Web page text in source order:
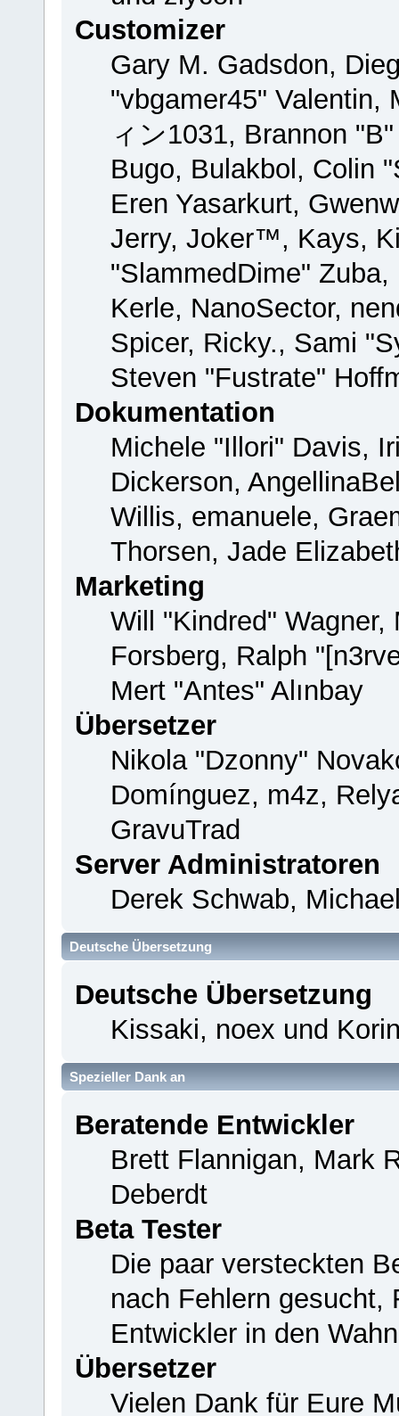
Customizer
Gary M. Gadsdon,
"vbgamer45"
ィン1031, Brannon
Bugo, Bulakbol, Colin
Eren Yasarkurt,
Jerry, Joker™, Kays,
"SlammedDime"
Kerle, NanoSector,
Spicer, Ricky., Sami
Steven "Fustrate"
Dokumentation
Michele "Illori" Davis,
Dickerson,
Willis, emanuele,
Thorsen, Jade
Marketing
Will "Kindred" Wagner,
Forsberg, Ralph
Mert "Antes" Alınbay
Übersetzer
Nikola "Dzonny"
Domínguez, m4z,
GravuTrad
Server Administratoren
Derek Schwab,
Deutsche Übersetzung
Deutsche Übersetzung
Kissaki, noex und
Spezieller Dank an
Beratende Entwickler
Brett Flannigan, Mark
Deberdt
Beta Tester
Die paar versteckten
nach Fehlern gesucht,
Entwickler in den
Übersetzer
Vielen Dank für Eure